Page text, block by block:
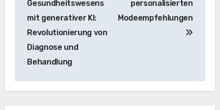
Gesundheitswesens
mit generativer KI:
Revolutionierung von
Diagnose und
Behandlung
personalisierten
Modeempfehlungen